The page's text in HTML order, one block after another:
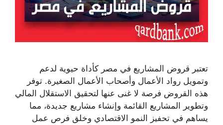
تعتبر قروض المشاريع في مصر كأداة حيوية لدعم
وتمويل رواد الأعمال وأصحاب الأعمال الصغيرة. توفر
هذه القروض فرصة لا غنى عنها لتحقيق الاستقلال المالي
وتطوير المشاريع القائمة وإنشاء مشاريع جديدة، مما
يساهم في تحفيز النمو الاقتصادي وخلق فرص عمل